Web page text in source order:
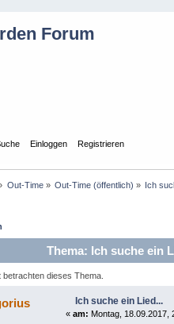
Einloggen Registrieren
Out-Time» Out-Time (öffentlich) » Ich
Thema: Ich suche ein
dieses Thema.
Ich suche ein Lied...
« am: Montag, 18.09.2017,